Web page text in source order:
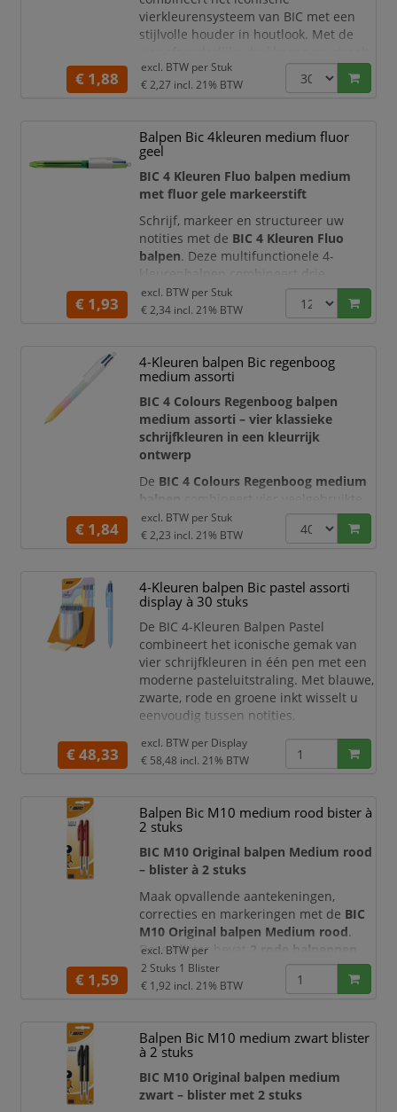
vierkleurensysteem van BIC met een
stijlvolle houder in houtlook. Met de
u eenvoudig tussen
blauwe, zwarte,
rode en groene inkt
. Zo heeft u voor
nodig.
De medium schrijfpunten hebben een
kogeldiameter van 1,0 mm
€ 1,88
excl. BTW per Stuk
€ 2,27 incl. 21% BTW
Balpen Bic 4kleuren medium fluor
geel
BIC 4 Kleuren Fluo balpen medium
met fluor gele markeerstift
Schrijf, markeer en structureer uw
notities met de BIC 4 Kleuren Fluo
balpen. Deze multifunctionele 4-
klassieke schrijfkleuren met een
opvallendefluor gele markeerkleur.
onderlijnen en markeren.
school, kantoor, studie, administr
€ 1,93
excl. BTW per Stuk
€ 2,34 incl. 21% BTW
4-Kleuren balpen Bic regenboog
medium assorti
BIC 4 Colours Regenboog balpen
medium assorti – vier klassieke
schrijfkleuren in een kleurrijk
ontwerp
De BIC 4 Colours Regenboog medium
balpen
inktkleuren in één praktisch
schrijfinstrument. Met de afzonderlijke
dat u meerdere pennen hoeft mee te
nemen.
De pen heeft vier medium punten van
1,0 mmvoor duidelijke en
nauwkeurige lijnen. De kleu
€ 1,84
excl. BTW per Stuk
€ 2,23 incl. 21% BTW
4-Kleuren balpen Bic pastel assorti
display à 30 stuks
De BIC 4-Kleuren Balpen Pastel
combineert het iconische gemak van
vier schrijfkleuren in één pen met een
moderne pasteluitstraling. Met blauwe,
zwarte, rode en groene inkt wisselt u
eenvoudig tussen notities,
zonder van pen te veranderen.
ideaal voor kantoren, scholen, balies,
winkels en creatieve werkplekken.
Dankzij het intrekbare klikmechanis
€ 48,33
excl. BTW per Display
€ 58,48 incl. 21% BTW
Balpen Bic M10 medium rood bister à
2 stuks
BIC M10 Original balpen Medium rood
– blister à 2 stuks
Maak opvallende aantekeningen,
correcties en markeringen met de BIC
M10 Original balpen Medium rood.
Deze blister bevat
2 rode balpennen
met het herkenbare, tijdloze ontwerp
van de BIC M10. De betrouwbare olie-
balpen geschikt voor dagelijks gebruik
op kantoor, school en thuis.
De rode inkt valt direct op tussen zwar
€ 1,59
excl. BTW per
2 Stuks 1 Blister
€ 1,92 incl. 21% BTW
Balpen Bic M10 medium zwart blister
à 2 stuks
BIC M10 Original balpen medium
zwart – blister met 2 stuks